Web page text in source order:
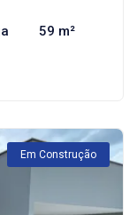
59 m²
Em Construção